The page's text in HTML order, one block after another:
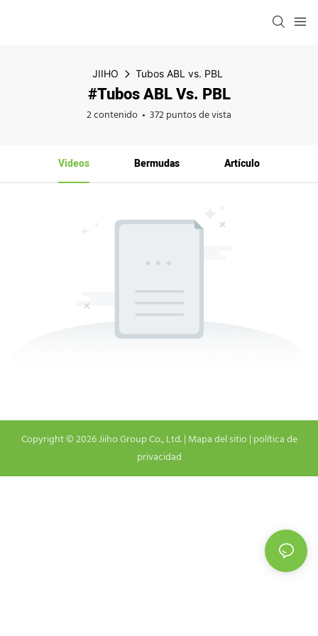
JIIHO Tubos ABL vs. PBL
#Tubos ABL Vs. PBL
2 contenido 372 puntos de vista
Videos Bermudas Artículo
Copyright © 2026 Jiiho Group Co., Ltd. | Mapa del sitio| política de
privacidad